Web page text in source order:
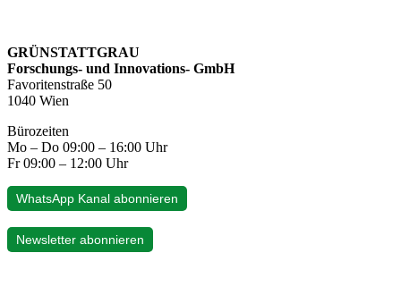
GRÜNSTATTGRAU
Forschungs- und Innovations- GmbH
Favoritenstraße 50
1040 Wien
Bürozeiten
Mo – Do 09:00 – 16:00 Uhr
Fr 09:00 – 12:00 Uhr
WhatsApp Kanal abonnieren
Newsletter abonnieren